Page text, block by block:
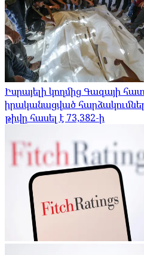
Իսրայելի կողմից Գազայի
իրականացված
թիվը հասել է 73,382-ի